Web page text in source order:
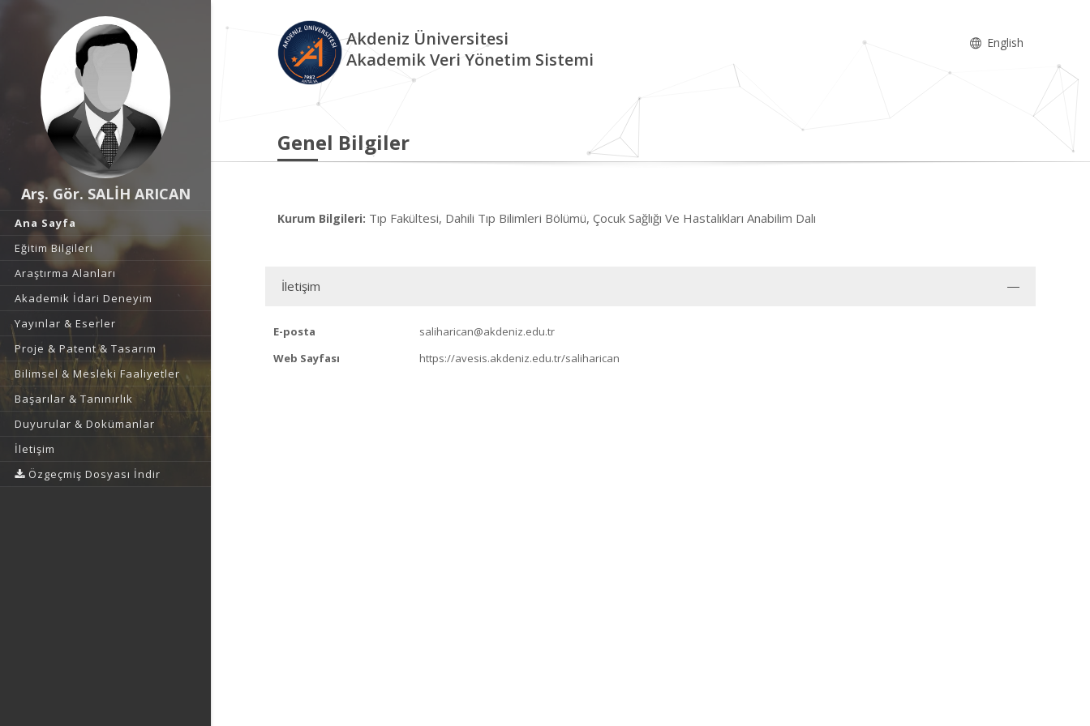
Arş. Gör. SALİH ARICAN
Ana Sayfa
Eğitim Bilgileri
Araştırma Alanları
Akademik İdari Deneyim
Yayınlar & Eserler
Proje & Patent & Tasarım
Bilimsel & Mesleki Faaliyetler
Başarılar & Tanınırlık
Duyurular & Dokümanlar
İletişim
Özgeçmiş Dosyası İndir
Akdeniz Üniversitesi
Akademik Veri Yönetim Sistemi
English
Genel Bilgiler
Kurum Bilgileri: Tıp Fakültesi, Dahili Tıp Bilimleri Bölümü, Çocuk Sağlığı Ve Hastalıkları Anabilim Dalı
İletişim
E-posta
saliharican@akdeniz.edu.tr
Web Sayfası
https://avesis.akdeniz.edu.tr/saliharican